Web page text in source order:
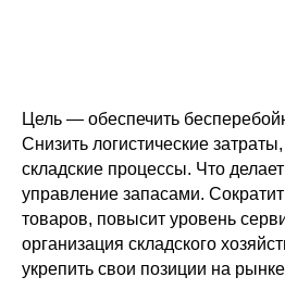
Цель — обеспечить
Снизить логистические
складские процессы. Что
управление запасами. Сократит
товаров, повысит уровень
организация складского
укрепить свои позиции на